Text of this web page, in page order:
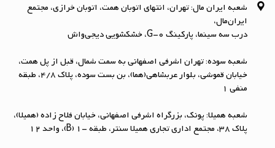
شعبه ایران مال: تهران، انتهای اتوبان همت، اتوبان خرازی، مجتمع
ایران‌مال،
درب سه سینما، پارکینگ G-0، خشکشویی دیجی‌واش
شعبه سوده: تهران اشرفی اصفهانی به سمت شمال، قبل از پل همت،
خیابان قموشی، بلوار عربشاهی(هما)، بن بست سوده، پلاک ۴/۸، طبقه
منفی ۱
شعبه همیلا: پونک، بزرگراه اشرفی اصفهانی، خیابان فلاح زاده (همیلا)،
پلاک 38، مجتمع اداری تجاری همیلا سنتر، طبقه -1 (B)، واحد 12